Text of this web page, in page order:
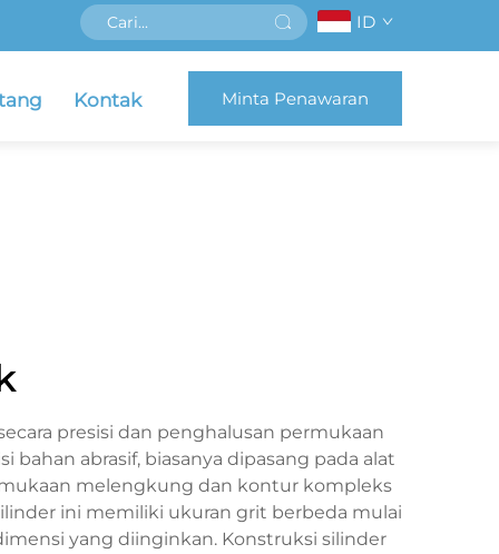
ID
Kontak Minta Penawaran
presisi dan penghalusan permukaan
abrasif, biasanya dipasang pada alat
melengkung dan kontur kompleks
ini memiliki ukuran grit berbeda mulai
yang diinginkan. Konstruksi silinder